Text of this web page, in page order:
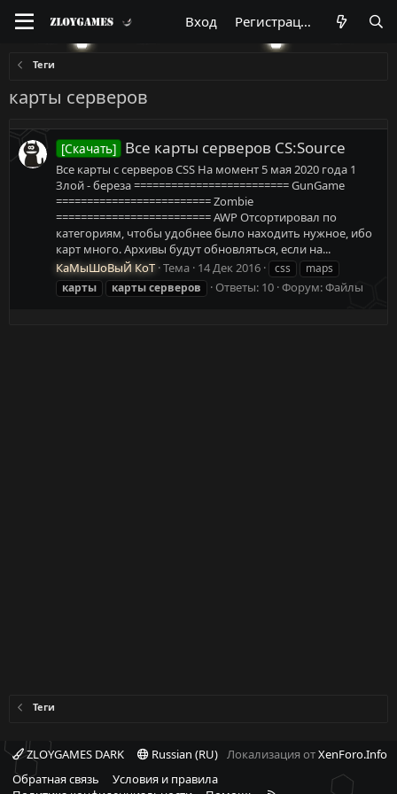
Вход Регистрация
Теги
карты серверов
[Скачать] Все карты серверов CS:Source
Все карты с серверов CSS На момент 5 мая 2020 года 1
Злой - береза ========================= GunGame
========================= Zombie
========================= AWP Отсортировал по
категориям, чтобы удобнее было находить нужное, ибо
карт много. Архивы будут обновляться, если на...
КаМыШоВыЙ КоТ Тема 14 Дек 2016 css
maps
карты
картысерверов Ответы: 10 Форум:Файлы
Теги
ZLOYGAMES DARK Russian (RU) Локализация отXenForo.Info
Обратная связь
Условия и правила